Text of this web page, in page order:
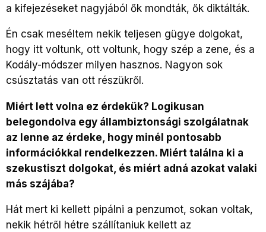
a kifejezéseket nagyjából ők mondták, ők diktálták.
Én csak meséltem nekik teljesen gügye dolgokat,
hogy itt voltunk, ott voltunk, hogy szép a zene, és a
Kodály-módszer milyen hasznos. Nagyon sok
csúsztatás van ott részükről.
Miért lett volna ez érdekük? Logikusan
belegondolva egy állambiztonsági szolgálatnak
az lenne az érdeke, hogy minél pontosabb
információkkal rendelkezzen. Miért találna ki a
szekustiszt dolgokat, és miért adná azokat valaki
más szájába?
Hát mert ki kellett pipálni a penzumot, sokan voltak,
nekik hétről hétre szállítaniuk kellett az